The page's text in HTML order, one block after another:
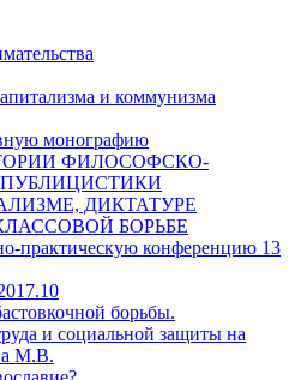
и коммунизма
монографию
ФИЛОСОФСКО-
ДИКТАТУРЕ
БОРЬБЕ
практическую конференцию 13
борьбы.
и социальной защиты на
М.В.